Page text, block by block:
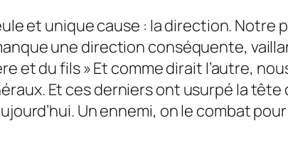
et unique cause : la direction. Notre
une direction conséquente,
et du fils » Et comme dirait l’autre,
Et ces derniers ont usurpé la tête
Un ennemi, on le combat pour